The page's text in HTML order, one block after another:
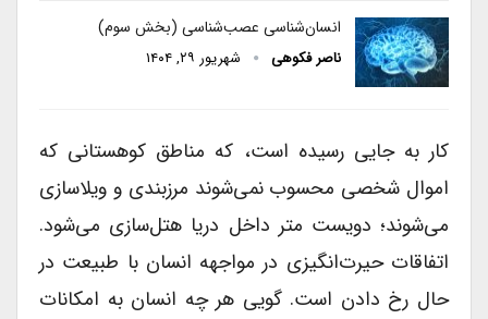
انسان‌شناسی عصب‌شناسی (بخش سوم)
ناصر فکوهی شهریور ۲۹, ۱۴۰۴
کار به جایی رسیده است، که مناطق کوهستانی که
اموال شخصی محسوب نمی‌شوند مرزبندی و ویلاسازی
می‌شوند؛ دویست متر داخل دریا هتل‌سازی می‌شود.
اتفاقات حیرت‌انگیزی در مواجهه انسان با طبیعت در
حال رخ دادن است. گویی هر چه انسان به امکانات